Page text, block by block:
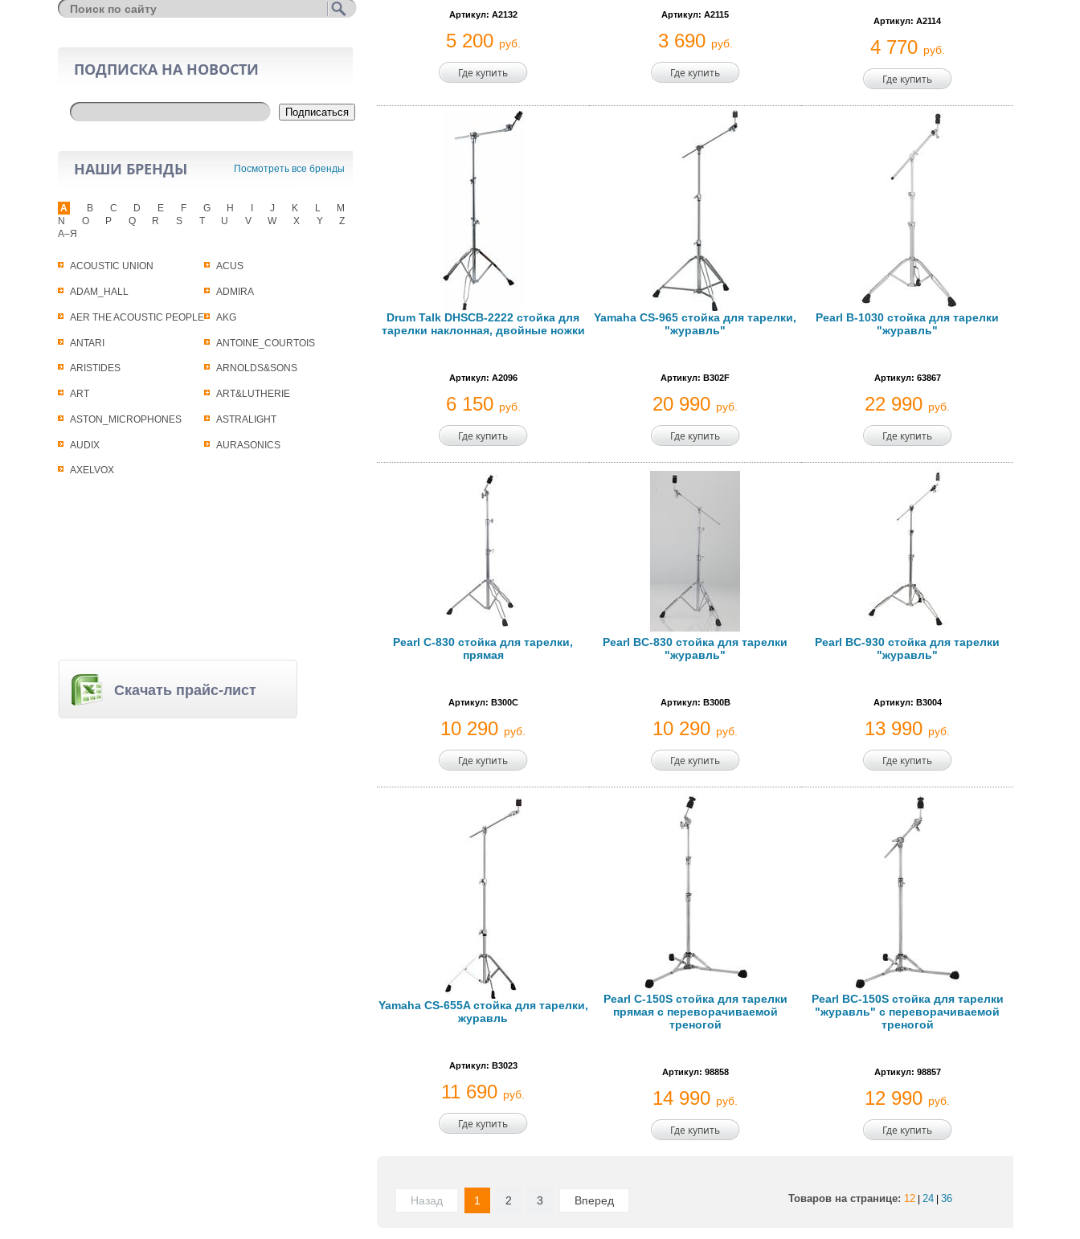
ПОДПИСКА НА НОВОСТИ
Подписаться
НАШИ БРЕНДЫ Посмотреть все бренды
A
ACOUSTIC UNION ACUS
ADAM_HALL ADMIRA
AER THE ACOUSTIC PEOPLE AKG
ANTARI ANTOINE_COURTOIS
ARISTIDES ARNOLDS&SONS
ART ART&LUTHERIE
ASTON_MICROPHONES ASTRALIGHT
AUDIX AURASONICS
AXELVOX
B C D E F G H J K L
M
N
O P Q R S T U V W X Y
Z
А–Я
Скачать прайс-лист
Артикул: A2132
5 200 руб.
Где купить
Артикул: A2115
3 690 руб.
Где купить
Артикул: A2114
4 770 руб.
Где купить
Drum Talk DHSCB-2222 стойка для
тарелки наклонная, двойные ножки
Артикул: A2096
6 150 руб.
Где купить
Yamaha CS-965 стойка для тарелки,
"журавль"
Артикул: B302F
20 990 руб.
Где купить
Pearl B-1030 стойка для тарелки
"журавль"
Артикул: 63867
22 990 руб.
Где купить
Pearl C-830 стойка для тарелки,
прямая
Артикул: B300C
10 290 руб.
Где купить
Pearl BC-830 стойка для тарелки
"журавль"
Артикул: B300B
10 290 руб.
Где купить
Pearl BC-930 стойка для тарелки
"журавль"
Артикул: B3004
13 990 руб.
Где купить
Yamaha CS-655A стойка для тарелки,
журавль
Артикул: B3023
11 690 руб.
Где купить
Pearl C-150S стойка для тарелки
прямая с переворачиваемой
треногой
Артикул: 98858
14 990 руб.
Где купить
Pearl BC-150S стойка для тарелки
"журавль" с переворачиваемой
треногой
Артикул: 98857
12 990 руб.
Где купить
Назад 1 2 3 Вперед Товаров на странице: 12| 24| 36